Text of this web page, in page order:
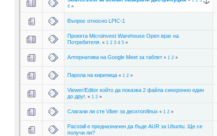
4»
Въпрос относно LPIC-1
Проекта Microinvest Warehouse Open враг на
Потребителя. « 1 2 3 4 5»
Алтернатива на Google Meet за таблет « 1 2»
Парола на кирилица « 1 2»
Viewer/Editor който да показва 2 файла синхронно един
до друг. « 1 2»
Слагaли ли сте Viber за десктоп/linux « 1 2»
Pacstall е предназначен да бъде AUR за Ubuntu. Ще се
получи ли?